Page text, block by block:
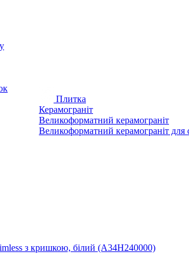
Плитка
Керамограніт
Великоформатний керамограніт
Великоформатний керамограніт для
з кришкою, білий (A34H240000)